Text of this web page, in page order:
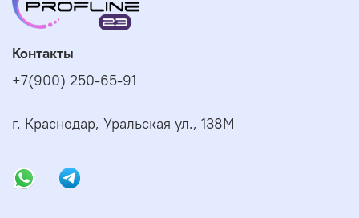
Контакты
+7(900) 250-65-91
г. Краснодар, Уральская ул., 138М